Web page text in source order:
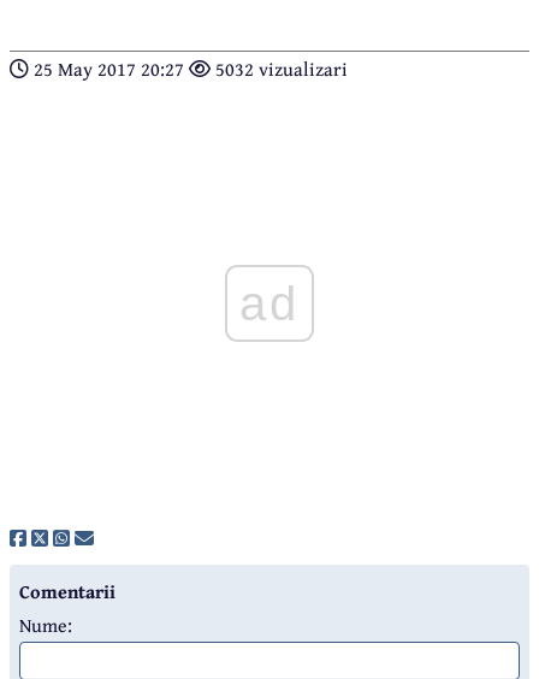
25 May 2017 20:27 5032 vizualizari
ad
Comentarii
Nume: